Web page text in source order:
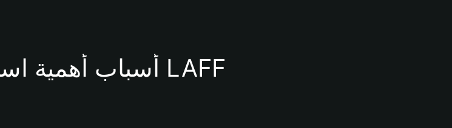
أسباب أهمية استخدام محفظة LAFF